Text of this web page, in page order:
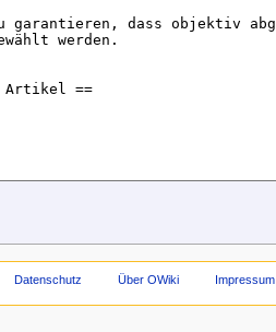
Datenschutz Über OWiki Impressum